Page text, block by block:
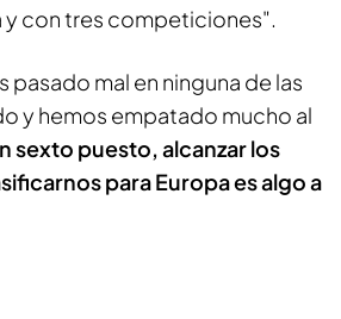
y con tres competiciones".
pasado mal en ninguna de las
y hemos empatado mucho al
sexto puesto, alcanzar los
para Europa es algo a